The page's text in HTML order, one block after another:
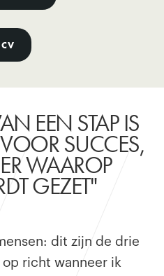
EEN STAP IS
SUCCES,
WAAROP
GEZET"
dit zijn de drie
richt wanneer ik